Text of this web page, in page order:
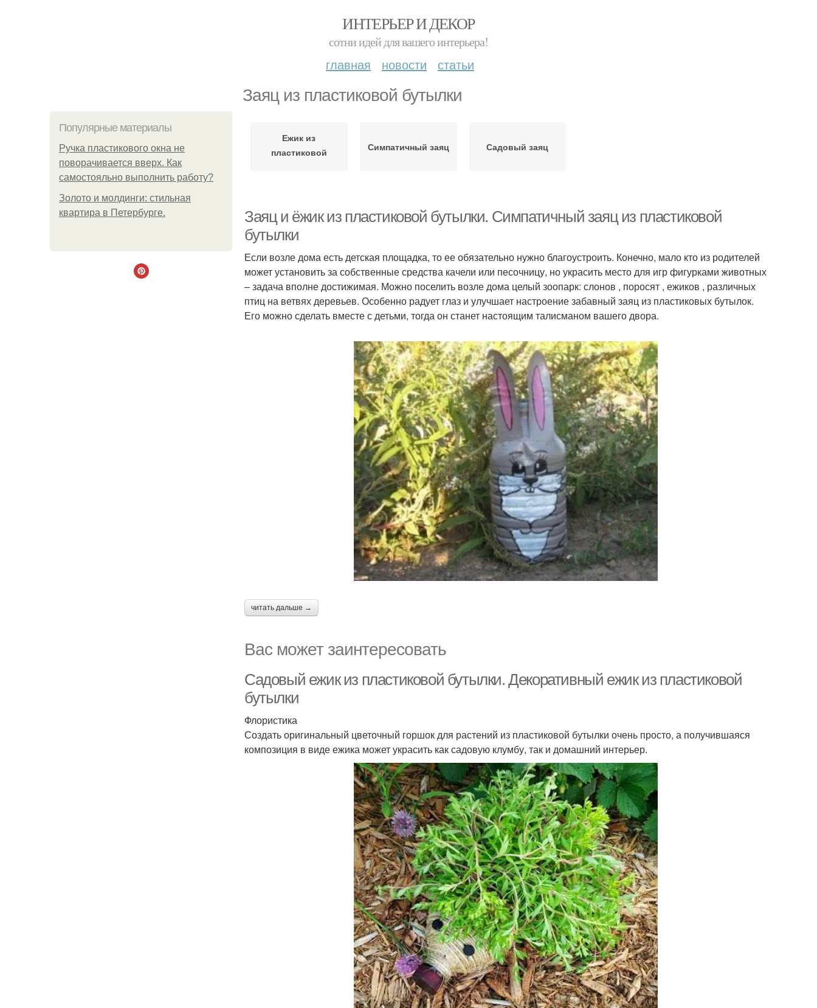
ИНТЕРЬЕР И ДЕКОР
сотни идей для вашего интерьера!
главная новости статьи
Заяц из пластиковой бутылки
Популярные материалы
Ручка пластикового окна не
поворачивается вверх. Как
самостояльно выполнить работу?
Золото и молдинги: стильная
квартира в Петербурге.
Ежик из
пластиковой
Симпатичный заяц Садовый заяц
Заяц и ёжик из пластиковой бутылки. Симпатичный заяц из пластиковой
бутылки
Если возле дома есть детская площадка, то ее обязательно нужно благоустроить. Конечно, мало кто из родителей
может установить за собственные средства качели или песочницу, но украсить место для игр фигурками животных
– задача вполне достижимая. Можно поселить возле дома целый зоопарк: слонов , поросят , ежиков , различных
птиц на ветвях деревьев. Особенно радует глаз и улучшает настроение забавный заяц из пластиковых бутылок.
Его можно сделать вместе с детьми, тогда он станет настоящим талисманом вашего двора.
читать дальше →
Вас может заинтересовать
Садовый ежик из пластиковой бутылки. Декоративный ежик из пластиковой
бутылки
Флористика
Создать оригинальный цветочный горшок для растений из пластиковой бутылки очень просто, а получившаяся
композиция в виде ежика может украсить как садовую клумбу, так и домашний интерьер.